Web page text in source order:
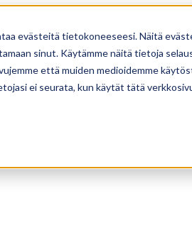
evästeitä tietokoneeseesi. Näitä
sinut. Käytämme näitä tietoja
että muiden medioidemme
ei seurata, kun käytät tätä